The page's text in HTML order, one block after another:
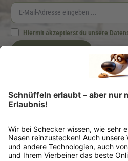
Hiermit akzeptierst du unsere
Ich möchte regelmäßig von der Schecker
E-Mail informiert werden. Diese Einwilligung
*Dein Gutscheincode ist einmalig einlösbar,
und nicht auszahlbar. Gültig 6 Monate ab
Klicks werten wir anonym aus – ohne
Sperrung oder Löschung verlangen. Nach
Angebote per Mail (§7 Abs. 3 UWG). Dem
an datenschutz@schecker.de. Mehr Infos in